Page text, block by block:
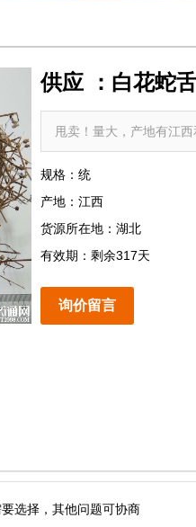
供应 ：白花蛇
甩卖！量大，产地有江
规格：统
产地：江西
货源所在地：湖北
有效期：剩余317天
询价留言
选择，其他问题可协商